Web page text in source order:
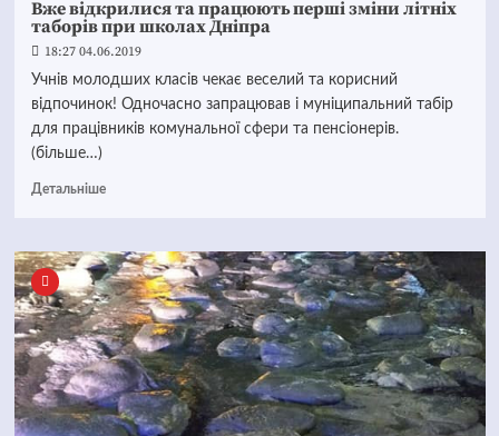
Вже відкрилися та працюють перші зміни літніх
таборів при школах Дніпра
18:27 04.06.2019
Учнів молодших класів чекає веселий та корисний
відпочинок! Одночасно запрацював і муніципальний табір
для працівників комунальної сфери та пенсіонерів.
(більше…)
Детальніше